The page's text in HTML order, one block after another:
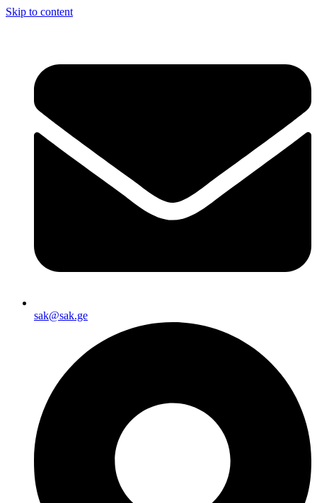
Skip to content
sak@sak.ge